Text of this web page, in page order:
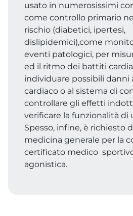
usato in numerosissimi
come controllo primario
rischio (diabetici, ipertesi,
dislipidemici),come
eventi patologici, per
ed il ritmo dei battiti
individuare possibili danni
cardiaco o al sistema di
controllare gli effetti
verificare la funzionalità di
Spesso, infine, è richiesto
medicina generale per la
certificato medico
agonistica.